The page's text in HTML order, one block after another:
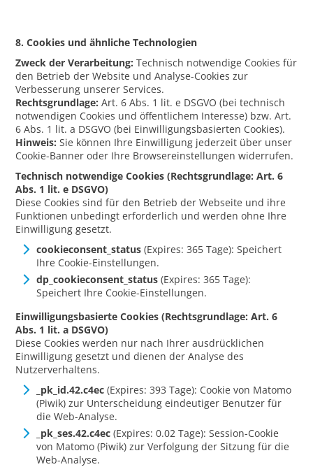
8. Cookies und ähnliche Technologien
Zweck der Verarbeitung: Technisch notwendige Cookies für
den Betrieb der Website und Analyse-Cookies zur
Verbesserung unserer Services.
Rechtsgrundlage: Art. 6 Abs. 1 lit. e DSGVO (bei technisch
notwendigen Cookies und öffentlichem Interesse) bzw. Art.
6 Abs. 1 lit. a DSGVO (bei Einwilligungsbasierten Cookies).
Hinweis: Sie können Ihre Einwilligung jederzeit über unser
Cookie-Banner oder Ihre Browsereinstellungen widerrufen.
Technisch notwendige Cookies (Rechtsgrundlage: Art. 6
Abs. 1 lit. e DSGVO)
Diese Cookies sind für den Betrieb der Webseite und ihre
Funktionen unbedingt erforderlich und werden ohne Ihre
Einwilligung gesetzt.
cookieconsent_status (Expires: 365 Tage): Speichert
Ihre Cookie-Einstellungen.
dp_cookieconsent_status (Expires: 365 Tage):
Speichert Ihre Cookie-Einstellungen.
Einwilligungsbasierte Cookies (Rechtsgrundlage: Art. 6
Abs. 1 lit. a DSGVO)
Diese Cookies werden nur nach Ihrer ausdrücklichen
Einwilligung gesetzt und dienen der Analyse des
Nutzerverhaltens.
_pk_id.42.c4ec (Expires: 393 Tage): Cookie von Matomo
(Piwik) zur Unterscheidung eindeutiger Benutzer für
die Web-Analyse.
_pk_ses.42.c4ec (Expires: 0.02 Tage): Session-Cookie
von Matomo (Piwik) zur Verfolgung der Sitzung für die
Web-Analyse.